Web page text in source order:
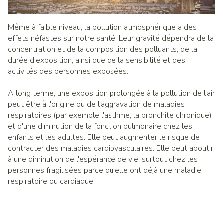
Même à faible niveau, la pollution atmosphérique a des
effets néfastes sur notre santé. Leur gravité dépendra de la
concentration et de la composition des polluants, de la
durée d'exposition, ainsi que de la sensibilité et des
activités des personnes exposées.
A long terme, une exposition prolongée à la pollution de l'air
peut être à l'origine ou de l'aggravation de maladies
respiratoires (par exemple l'asthme, la bronchite chronique)
et d'une diminution de la fonction pulmonaire chez les
enfants et les adultes. Elle peut augmenter le risque de
contracter des maladies cardiovasculaires. Elle peut aboutir
à une diminution de l'espérance de vie, surtout chez les
personnes fragilisées parce qu'elle ont déjà une maladie
respiratoire ou cardiaque.